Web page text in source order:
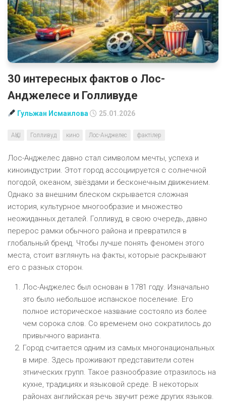
30 интересных фактов о Лос-
Анджелесе и Голливуде
Гульжан Исмаилова 25.01.2026
АҚШ Голливуд кино Лос-Анджелес фактілер
Лос-Анджелес давно стал символом мечты, успеха и
киноиндустрии. Этот город ассоциируется с солнечной
погодой, океаном, звёздами и бесконечным движением.
Однако за внешним блеском скрывается сложная
история, культурное многообразие и множество
неожиданных деталей. Голливуд, в свою очередь, давно
перерос рамки обычного района и превратился в
глобальный бренд. Чтобы лучше понять феномен этого
места, стоит взглянуть на факты, которые раскрывают
его с разных сторон.
Лос-Анджелес был основан в 1781 году. Изначально
это было небольшое испанское поселение. Его
полное историческое название состояло из более
чем сорока слов. Со временем оно сократилось до
привычного варианта.
Город считается одним из самых многонациональных
в мире. Здесь проживают представители сотен
этнических групп. Такое разнообразие отразилось на
кухне, традициях и языковой среде. В некоторых
районах английская речь звучит реже других языков.